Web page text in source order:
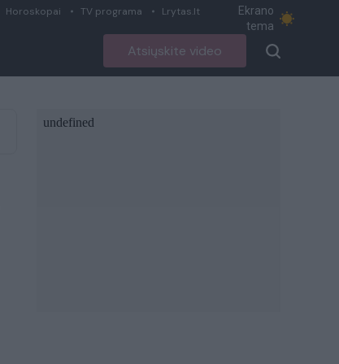
Horoskopai TV programa Lrytas.lt
Ekrano
tema
Atsiųskite video